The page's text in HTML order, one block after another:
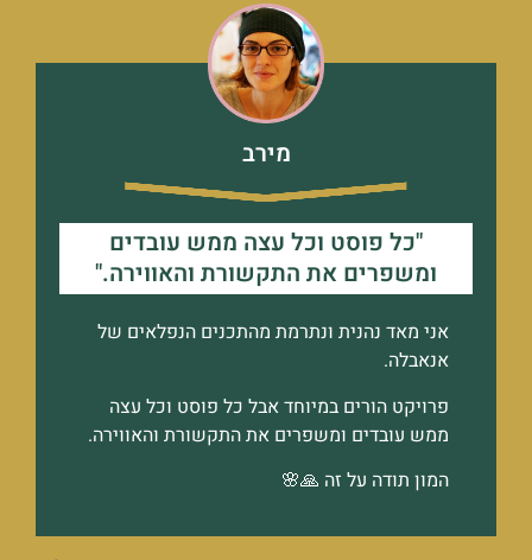
מירב
"כל פוסט וכל עצה ממש עובדים
ומשפרים את התקשורת והאווירה."
אני מאד נהנית ונתרמת מהתכנים הנפלאים של
אנאבלה.
פרויקט הורים במיוחד אבל כל פוסט וכל עצה
ממש עובדים ומשפרים את התקשורת והאווירה.
המון תודה על זה 🙏🌸